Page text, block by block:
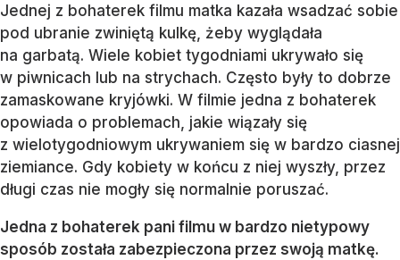
Jednej z bohaterek filmu matka kazała wsadzać sobie
pod ubranie zwiniętą kulkę, żeby wyglądała
na garbatą. Wiele kobiet tygodniami ukrywało się
w piwnicach lub na strychach. Często były to dobrze
zamaskowane kryjówki. W filmie jedna z bohaterek
opowiada o problemach, jakie wiązały się
z wielotygodniowym ukrywaniem się w bardzo ciasnej
ziemiance. Gdy kobiety w końcu z niej wyszły, przez
długi czas nie mogły się normalnie poruszać.
Jedna z bohaterek pani filmu w bardzo nietypowy
sposób została zabezpieczona przez swoją matkę.